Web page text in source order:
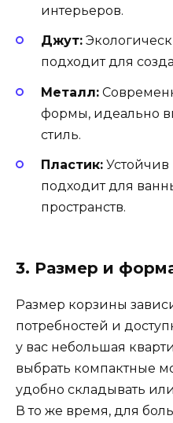
интерьеров.
Джут:
подходит для
Металл:
формы, идеально
стиль.
Пластик: Устойчив
подходит для
пространств.
3. Размер и
Размер корзины
потребностей и
у вас небольшая
выбрать компактные
удобно складывать
В то же время, для